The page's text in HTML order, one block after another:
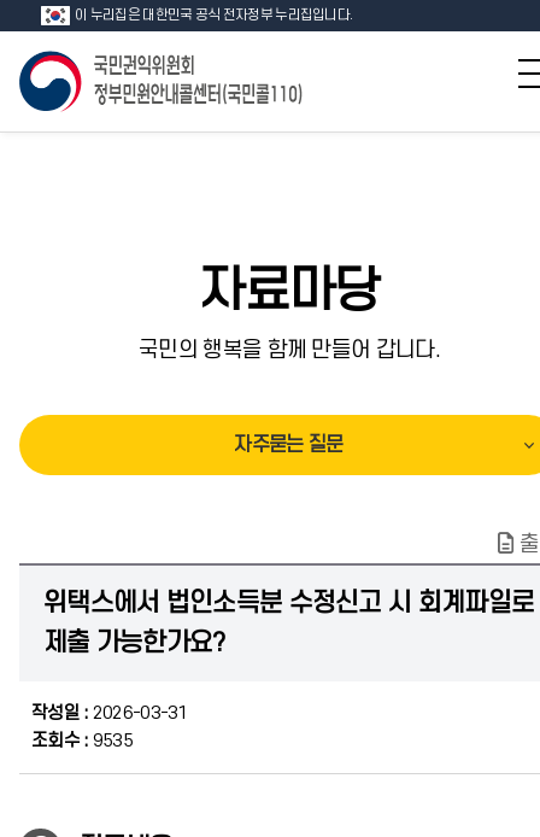
이 누리집은 대한민국 공식 전자정부 누리집입니다.
자료마당
국민의 행복을 함께 만들어 갑니다.
자주묻는 질문
위택스에서 법인소득분 수정신고 시 회계파일로
제출 가능한가요?
작성일 : 2026-03-31
조회수 : 9535